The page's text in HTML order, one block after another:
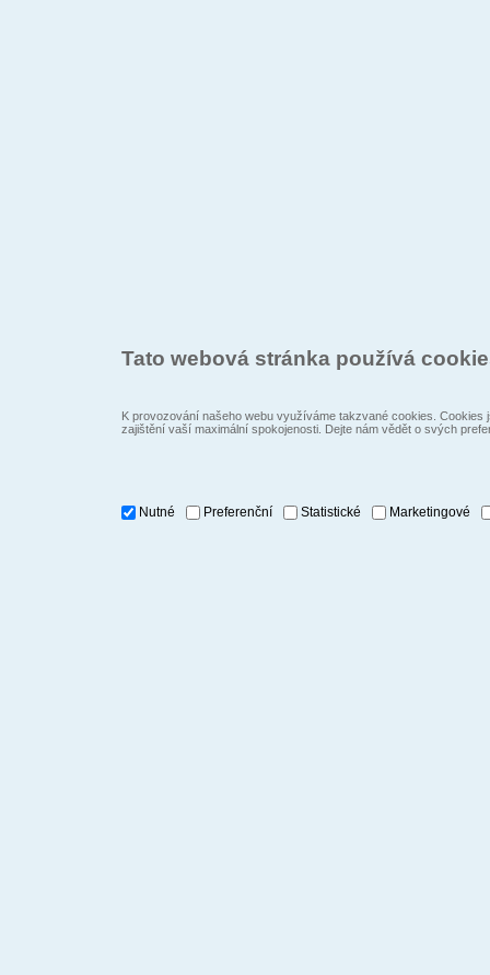
Tato webová stránka používá
K provozování našeho webu využíváme takzvané cookies.
zajištění vaší maximální spokojenosti. Dejte nám vědět o svých
Nutné Preferenční Statistické Marketingové